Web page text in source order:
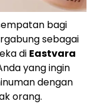
bagi
sebagai
di Eastvara
yang ingin
dengan
orang.